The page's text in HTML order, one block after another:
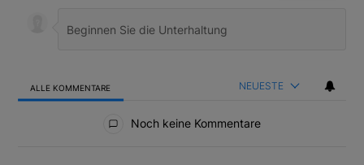
ALLE KOMMENTARE NEUESTE
Noch keine Kommentare